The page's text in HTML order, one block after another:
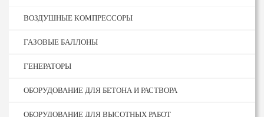
ВОЗДУШНЫЕ КОМПРЕССОРЫ
ГАЗОВЫЕ БАЛЛОНЫ
ГЕНЕРАТОРЫ
ОБОРУДОВАНИЕ ДЛЯ БЕТОНА И РАСТВОРА
ОБОРУДОВАНИЕ ДЛЯ ВЫСОТНЫХ РАБОТ